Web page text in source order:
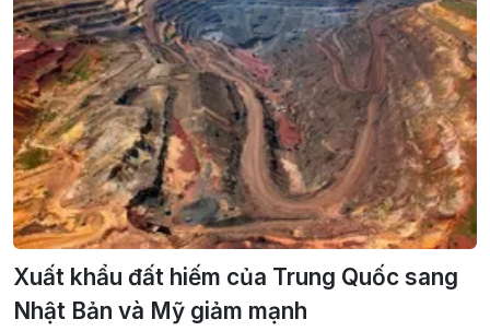
Xuất khẩu đất hiếm của Trung Quốc sang
Nhật Bản và Mỹ giảm mạnh